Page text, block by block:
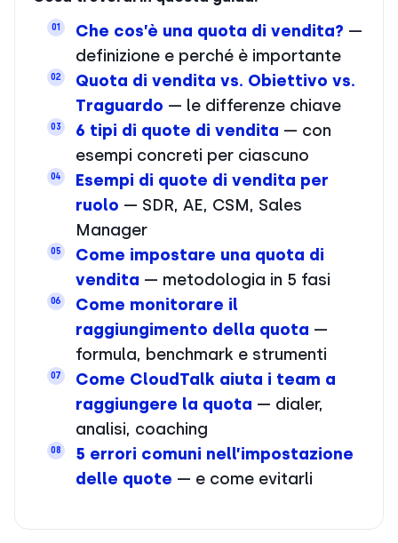
01 Che cos’è una quota di vendita? —
definizione e perché è importante
02
Quota di vendita vs. Obiettivo vs.
Traguardo — le differenze chiave
03 6 tipi di quote di vendita — con
esempi concreti per ciascuno
04
Esempi di quote di vendita per
ruolo — SDR, AE, CSM, Sales
Manager
05
Come impostare una quota di
vendita — metodologia in 5 fasi
06
Come monitorare il
raggiungimento della quota —
formula, benchmark e strumenti
07
Come CloudTalk aiuta i team a
raggiungere la quota — dialer,
analisi, coaching
08
5 errori comuni nell’impostazione
delle quote — e come evitarli